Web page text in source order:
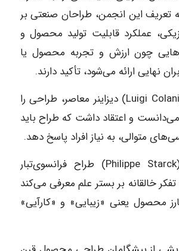
تعریف این انجمن، طراحان صنعتی بر
عملکرد قابلیت تولید محصول و
چون ارزش و تجربه محصول یا
نهایی ارائه می‌شود، تأکید دارند.
لوییچی کولانی (Luigi Colani) دیزاینر معاصر، طراحی را
می‌دانست و اعتقاد داشت که طراح باید
متوالی، به نیاز افراد پاسخ دهد.
فیلیپ استارک (Philippe Starck) طراح فرانسوی‌تبار
خالقانه بر بستر علم معرفی می‌کند
محصول یعنی «زیبایی» و «کارآیی»